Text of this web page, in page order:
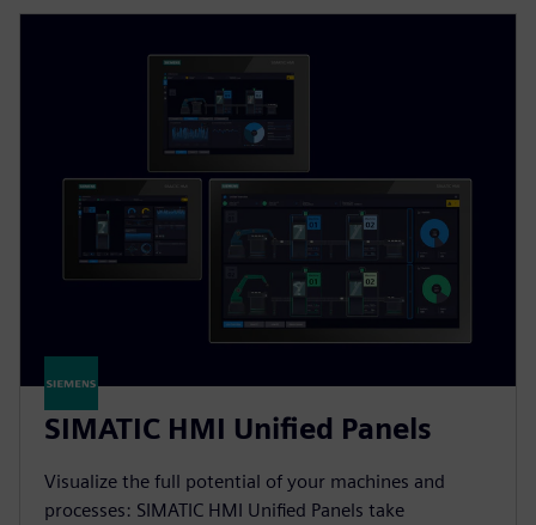
SIMATIC HMI Unified Panels
Visualize the full potential of your machines and
processes: SIMATIC HMI Unified Panels take